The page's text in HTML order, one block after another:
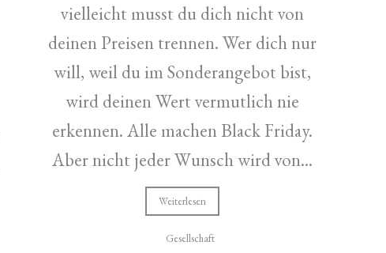
vielleicht musst du dich nicht von
deinen Preisen trennen. Wer dich nur
will, weil du im Sonderangebot bist,
wird deinen Wert vermutlich nie
erkennen. Alle machen Black Friday.
Aber nicht jeder Wunsch wird von...
Weiterlesen
Gesellschaft